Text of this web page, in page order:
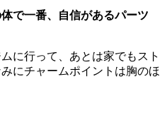
で一番、自信があるパーツ
に行って、あとは家でもスト
にチャームポイントは胸のほ